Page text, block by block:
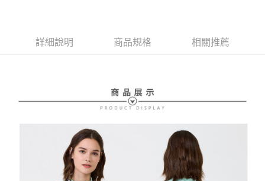
醒簡訊。
1.本服務係由「台灣大哥大股份有限公司」（以下簡稱本公司）所提供，讓
用戶於交易時，得透過本服務購買商品或服務，並由商店將買賣／分期付款
2.基於同意付款使用「大哥付你分期」之契約關係目的，商店將以您的個人
資料（包含姓名、電話或地址）提供予台灣大哥大進項蒐集、處理及利用，
由本公司與您本人進行分期帳單所需資料之確認、核對及更正。
3.完整用戶服務條款，請詳閱以下連結：
https://oppay.tw/userRule
【「AFTEE先享後付」結帳流程】
１．於結帳方式選擇「AFTEE先享後付」後，將跳轉至「AFTEE先享後付」
ATM／網路銀行／等多元方式進行付款，方視為交易完成。
※ 請注意：結帳手續完成當下不需立刻繳費，但若您需要取消訂單，請聯絡
購買商品的店家。未經商家同意取消之訂單仍視為有效，需透過AFTEE先享
※ 交易是否成功請以「AFTEE先享後付 」之結帳頁面顯示為準，若有關於
是否繳費成功／繳費後需取消欲退款等相關疑問，請聯繫「AFTEE先享後付
客戶支援中心」https://netprotections.freshdesk.com/support/home
付款後萊爾富取貨
詳細說明 商品規格 相關推薦